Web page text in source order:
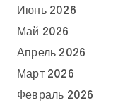
Июнь 2026
Май 2026
Апрель 2026
Март 2026
Февраль 2026